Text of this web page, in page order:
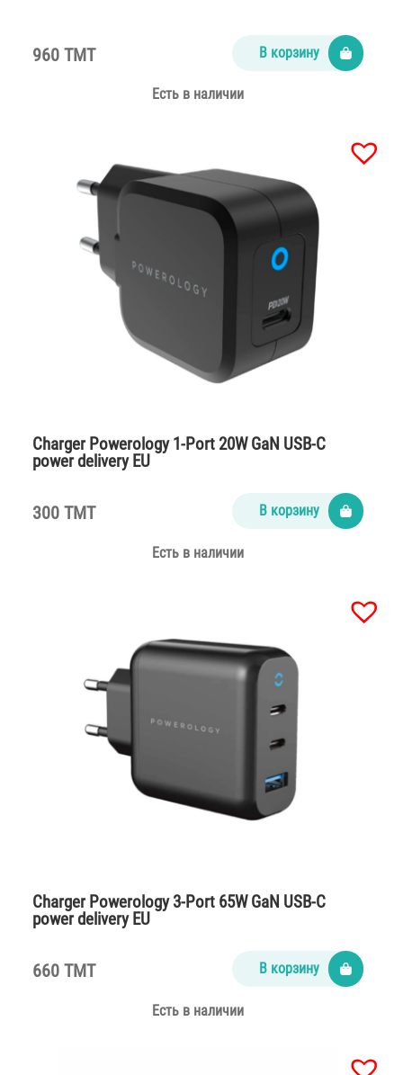
960 TMT В корзину
Есть в наличии
Charger Powerology 1-Port 20W GaN USB-C
power delivery EU
300 TMT В корзину
Есть в наличии
Charger Powerology 3-Port 65W GaN USB-C
power delivery EU
660 TMT В корзину
Есть в наличии